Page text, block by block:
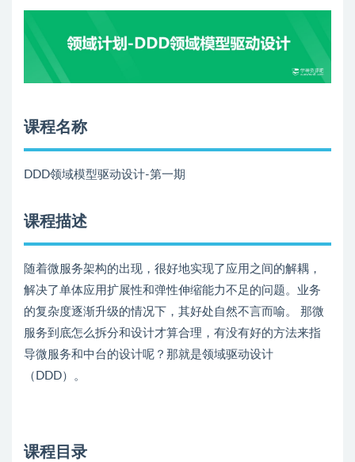
课程名称
DDD领域模型驱动设计-第一期
课程描述
随着微服务架构的出现，很好地实现了应用之间的解耦，
解决了单体应用扩展性和弹性伸缩能力不足的问题。业务
的复杂度逐渐升级的情况下，其好处自然不言而喻。 那微
服务到底怎么拆分和设计才算合理，有没有好的方法来指
导微服务和中台的设计呢？那就是领域驱动设计
（DDD）。
课程目录